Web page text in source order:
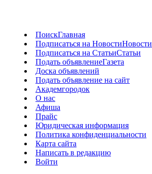
ПоискГлавная
Подписаться на НовостиНовости
Подписаться на СтатьиСтатьи
Подать объявлениеГазета
Доска объявлений
Подать объявление на сайт
Академгородок
О нас
Афиша
Прайс
Юридическая информация
Политика конфиденциальности
Карта сайта
Написать в редакцию
Войти